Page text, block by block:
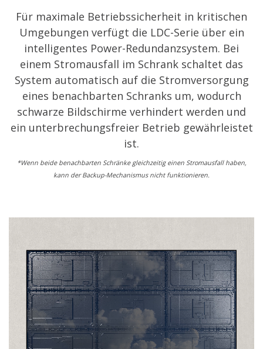
Für maximale Betriebssicherheit in kritischen
Umgebungen verfügt die LDC-Serie über ein
intelligentes Power-Redundanzsystem. Bei
einem Stromausfall im Schrank schaltet das
System automatisch auf die Stromversorgung
eines benachbarten Schranks um, wodurch
schwarze Bildschirme verhindert werden und
ein unterbrechungsfreier Betrieb gewährleistet
ist.
*Wenn beide benachbarten Schränke gleichzeitig einen Stromausfall haben,
kann der Backup-Mechanismus nicht funktionieren.